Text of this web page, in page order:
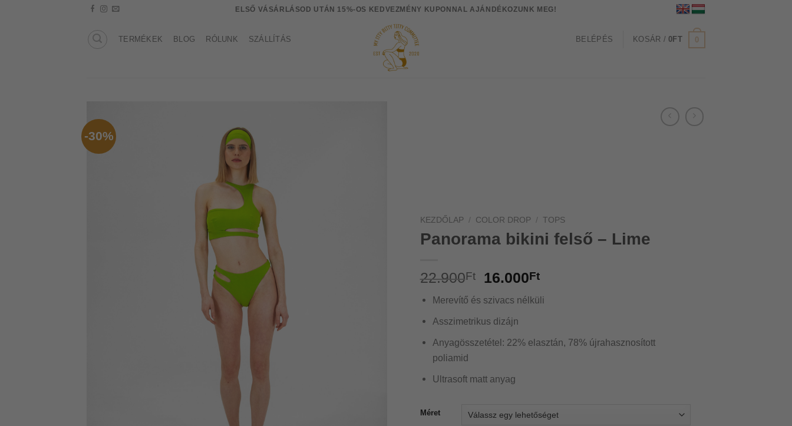
ELSŐ VÁSÁRLÁSOD UTÁN 15%-OS KEDVEZMÉNY KUPONNAL AJÁNDÉKOZUNK MEG!
TERMÉKEK BLOG RÓLUNK SZÁLLÍTÁS BELÉPÉS KOSÁR /0 FT 0
-30%
KEZDŐLAP / COLOR DROP / TOPS
Panorama bikini felső – Lime
22.900Ft 16.000Ft
Merevítő és szivacs nélküli
Asszimetrikus dizájn
Anyagösszetétel: 22% elasztán, 78% újrahasznosított
poliamid
Ultrasoft matt anyag
Méret